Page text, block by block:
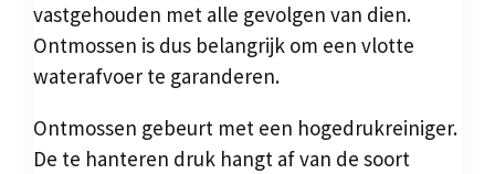
vastgehouden met alle gevolgen van dien.
Ontmossen is dus belangrijk om een vlotte
waterafvoer te garanderen.
Ontmossen gebeurt met een hogedrukreiniger.
De te hanteren druk hangt af van de soort